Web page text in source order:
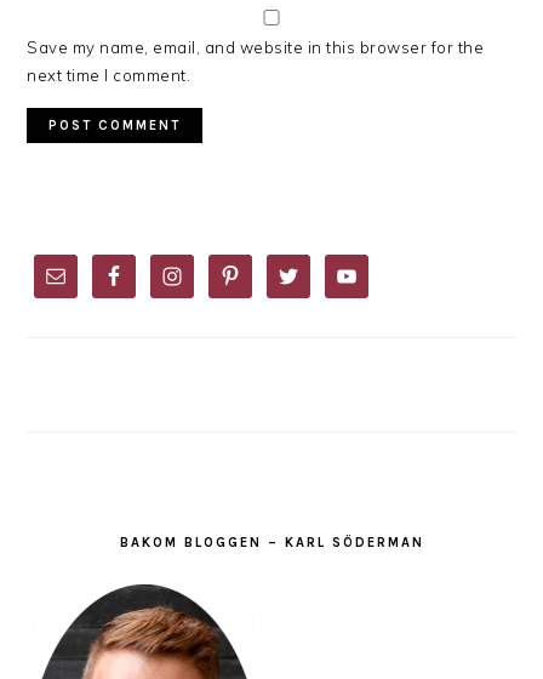
Save my name, email, and website in this browser for the
next time I comment.
SIDEBAR
BAKOM BLOGGEN – KARL SÖDERMAN